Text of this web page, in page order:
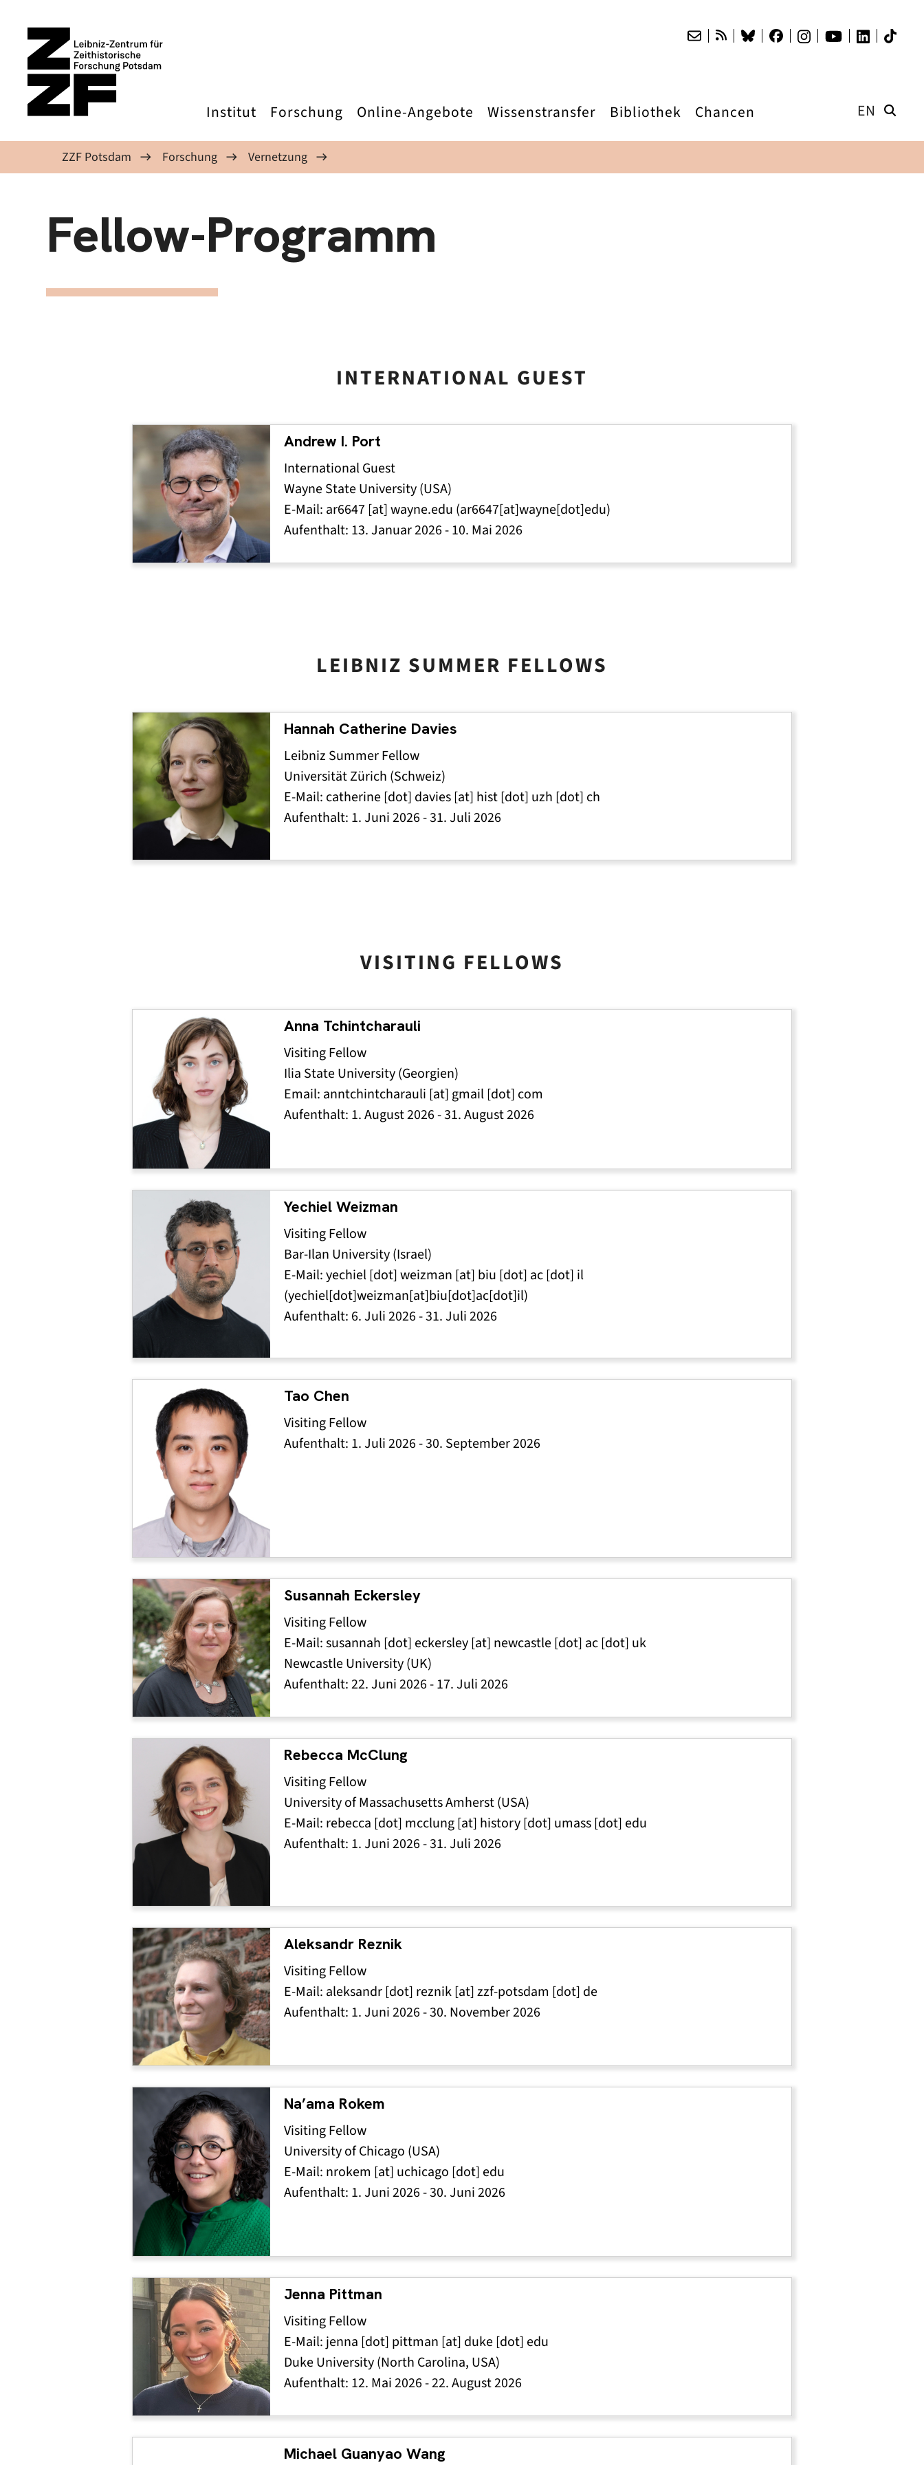
Institut Forschung Online-Angebote Wissenstransfer Bibliothek Chancen EN
ZZF Potsdam Forschung Vernetzung
Fellow-Programm
INTERNATIONAL GUEST
Andrew I. Port
International Guest
Wayne State University (USA)
E-Mail: ar6647 [at]wayne.edu (ar6647[at]wayne[dot]edu)
Aufenthalt: 13. Januar 2026-10. Mai 2026
LEIBNIZ SUMMER FELLOWS
Hannah Catherine Davies
Leibniz Summer Fellow
Universität Zürich (Schweiz)
E-Mail: catherine[dot] davies[at] hist[dot] uzh [dot] ch
Aufenthalt: 1. Juni 2026-31. Juli 2026
VISITING FELLOWS
Anna Tchintcharauli
Visiting Fellow
Ilia State University (Georgien)
Email: anntchintcharauli [at] gmail[dot] com
Aufenthalt: 1. August 2026-31. August 2026
Yechiel Weizman
Visiting Fellow
Bar-Ilan University (Israel)
E-Mail:yechiel[dot]weizman [at] biu [dot] ac[dot] il
(yechiel[dot]weizman[at]biu[dot]ac[dot]il)
Aufenthalt: 6. Juli 2026-31. Juli 2026
Tao Chen
Visiting Fellow
Aufenthalt: 1. Juli 2026-30. September 2026
Susannah Eckersley
Visiting Fellow
E-Mail:susannah [dot] eckersley[at] newcastle[dot] ac[dot] uk
Newcastle University (UK)
Aufenthalt:22. Juni 2026-17. Juli 2026
Rebecca McClung
Visiting Fellow
University of Massachusetts Amherst (USA)
E-Mail: rebecca [dot] mcclung[at] history[dot] umass[dot] edu
Aufenthalt: 1. Juni 2026-31. Juli 2026
Aleksandr Reznik
Visiting Fellow
E-Mail: aleksandr[dot] reznik[at]zzf-potsdam [dot] de
Aufenthalt: 1. Juni 2026-30. November 2026
Na’ama Rokem
Visiting Fellow
University of Chicago (USA)
E-Mail: nrokem [at] uchicago [dot] edu
Aufenthalt: 1. Juni 2026-30. Juni 2026
Jenna Pittman
Visiting Fellow
E-Mail: jenna [dot] pittman [at] duke[dot] edu
Duke University (North Carolina, USA)
Aufenthalt: 12. Mai 2026-22. August 2026
Michael Guanyao Wang